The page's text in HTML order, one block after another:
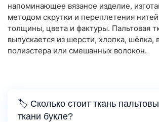
напоминающее вязаное изделие,
методом скрутки и переплетения
толщины, цвета и фактуры. Пальтовая
выпускается из шерсти, хлопка, шёлка,
полиэстера или смешанных волокон.
🏷️ Сколько стоит ткань
ткани букле?